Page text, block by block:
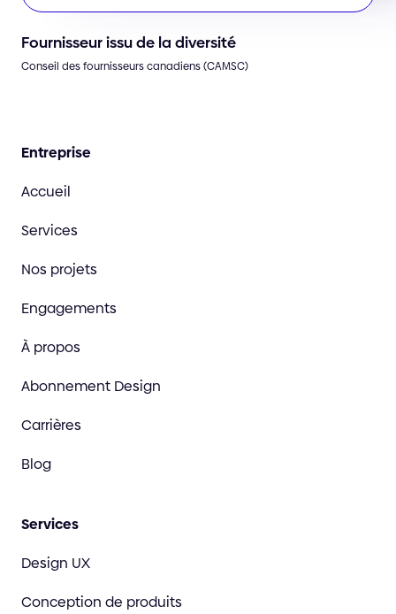
Fournisseur issu de la diversité
Conseil des fournisseurs canadiens (CAMSC)
Entreprise
Accueil
Services
Nos projets
Engagements
À propos
Abonnement Design
Carrières
Blog
Services
Design UX
Conception de produits